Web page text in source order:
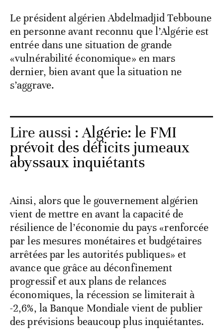
Le président algérien Abdelmadjid Tebboune
en personne avant reconnu que l’Algérie est
entrée dans une situation de grande
«vulnérabilité économique» en mars
dernier, bien avant que la situation ne
s’aggrave.
Lire aussi :Algérie: le FMI
prévoit des déficits jumeaux
abyssaux inquiétants
Ainsi, alors que le gouvernement algérien
vient de mettre en avant la capacité de
résilience de l’économie du pays «renforcée
par les mesures monétaires et budgétaires
arrêtées par les autorités publiques» et
avance que grâce au déconfinement
progressif et aux plans de relances
économiques, la récession se limiterait à
-2,6%, la Banque Mondiale vient de publier
des prévisions beaucoup plus inquiétantes.